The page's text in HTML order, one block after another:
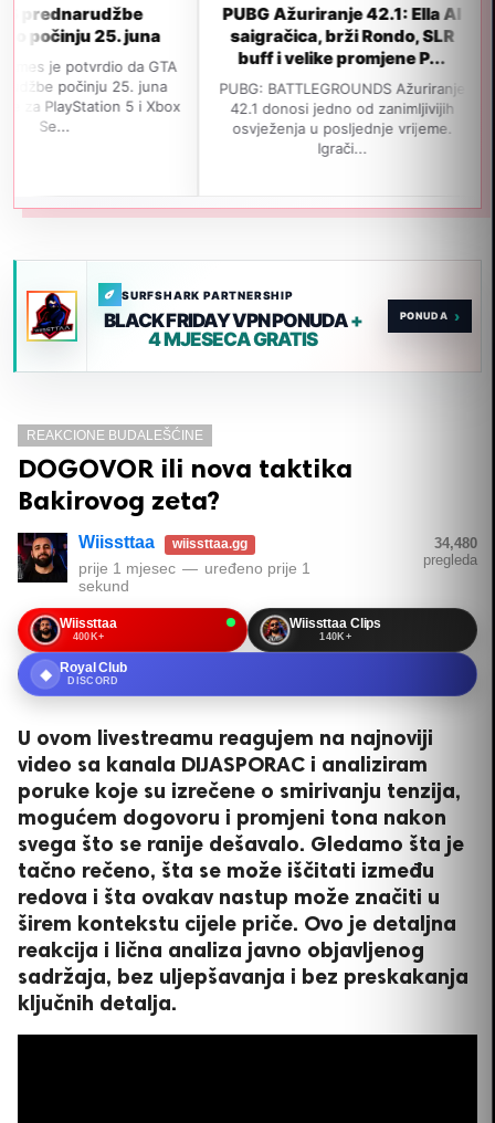
juna
da GTA
25. juna
5 i Xbox
PUBG Ažuriranje 42.1: Ella AI
saigračica, brži Rondo, SLR
buff i velike promjene P...
PUBG: BATTLEGROUNDS Ažuriranje
42.1 donosi jedno od zanimljivijih
osvježenja u posljednje vrijeme.
GTA 6
izlaska u
Navodno je
izađe 19.
jedan
SURFSHARK PARTNERSHIP
BLACK FRIDAY VPN PONUDA+
4 MJESECA GRATIS
›
REAKCIONE BUDALEŠĆINE
DOGOVOR ili nova taktika
Bakirovog zeta?
Wiissttaa wiissttaa.gg
prije 1 mjesec — uređeno prije 1
sekund
34,480
pregleda
Wiissttaa
400K+
Wiissttaa Clips
140K+
◆ Royal Club
DISCORD
U ovom livestreamu reagujem na najnoviji
video sa kanala DIJASPORAC i analiziram
poruke koje su izrečene o smirivanju tenzija,
mogućem dogovoru i promjeni tona nakon
svega što se ranije dešavalo. Gledamo šta je
tačno rečeno, šta se može iščitati između
redova i šta ovakav nastup može značiti u
širem kontekstu cijele priče. Ovo je detaljna
reakcija i lična analiza javno objavljenog
sadržaja, bez uljepšavanja i bez preskakanja
ključnih detalja.